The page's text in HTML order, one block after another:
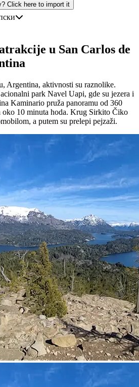
Click here to import it
u San Carlos de
Argentina, aktivnosti su raznolike.
park Navel Uapi, gde su jezera i
Kaminario pruža panoramu od 360
oko 10 minuta hoda. Krug Sirkito Čiko
a putem su prelepi pejzaži.